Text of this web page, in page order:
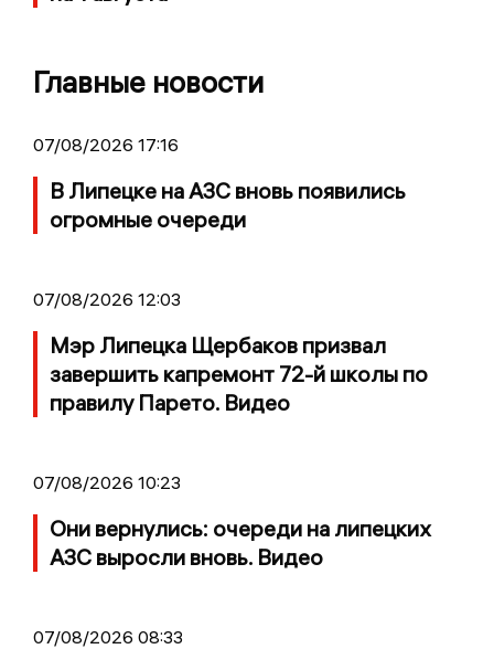
Главные новости
07/08/2026 17:16
В Липецке на АЗС вновь появились
огромные очереди
07/08/2026 12:03
Мэр Липецка Щербаков призвал
завершить капремонт 72-й школы по
правилу Парето. Видео
07/08/2026 10:23
Они вернулись: очереди на липецких
АЗС выросли вновь. Видео
07/08/2026 08:33